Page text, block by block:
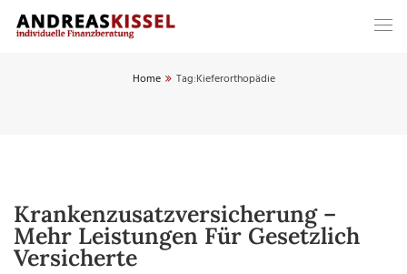
Home Tag:Kieferorthopädie
Krankenzusatzversicherung –
Mehr Leistungen Für Gesetzlich
Versicherte